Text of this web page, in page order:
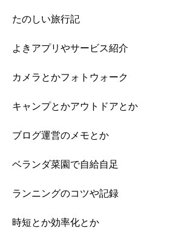
たのしい旅行記
よきアプリやサービス紹介
カメラとかフォトウォーク
キャンプとかアウトドアとか
ブログ運営のメモとか
ベランダ菜園で自給自足
ランニングのコツや記録
時短とか効率化とか